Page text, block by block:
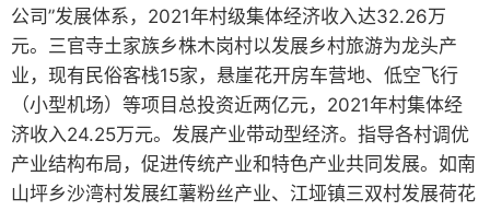
公司”发展体系，2021年村级集体经济收入达32.26万
元。三官寺土家族乡株木岗村以发展乡村旅游为龙头产
业，现有民俗客栈15家，悬崖花开房车营地、低空飞行
（小型机场）等项目总投资近两亿元，2021年村集体经
济收入24.25万元。发展产业带动型经济。指导各村调优
产业结构布局，促进传统产业和特色产业共同发展。如南
山坪乡沙湾村发展红薯粉丝产业、江垭镇三双村发展荷花